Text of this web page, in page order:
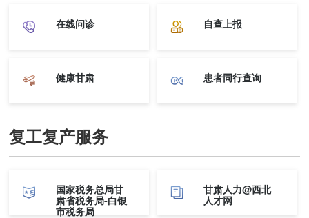
在线问诊 自查上报
健康甘肃 患者同行查询
复工复产服务
国家税务总局甘
肃省税务局-白银
市税务局
甘肃人力@西北
人才网